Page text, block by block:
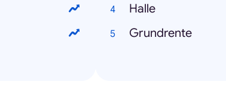
Halle
Grundrente